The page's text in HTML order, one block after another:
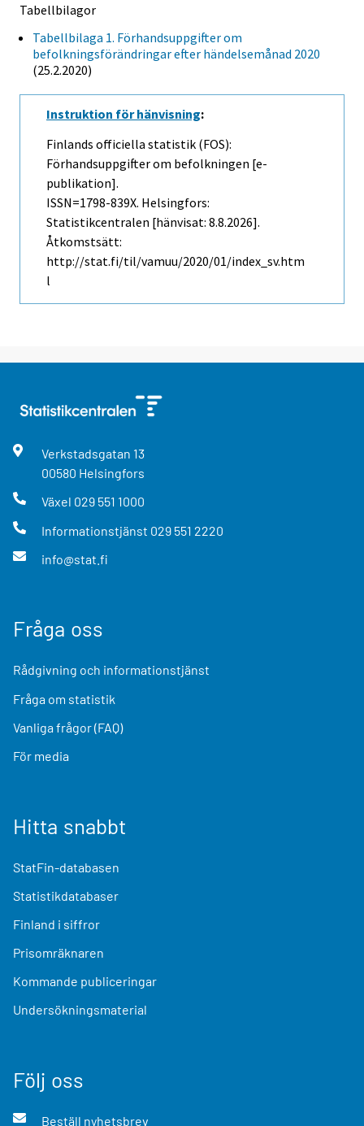
Tabellbilagor
Tabellbilaga 1. Förhandsuppgifter om
befolkningsförändringar efter händelsemånad 2020
(25.2.2020)
Instruktion för hänvisning:
Finlands officiella statistik (FOS):
Förhandsuppgifter om befolkningen [e-
publikation].
ISSN=1798-839X. Helsingfors:
Statistikcentralen [hänvisat: 8.8.2026].
Åtkomstsätt:
http://stat.fi/til/vamuu/2020/01/index_sv.htm
l
Verkstadsgatan 13
00580 Helsingfors
Växel 029 551 1000
Informationstjänst 029 551 2220
info@stat.fi
Fråga oss
Rådgivning och informationstjänst
Fråga om statistik
Vanliga frågor (FAQ)
För media
Hitta snabbt
StatFin-databasen
Statistikdatabaser
Finland i siffror
Prisomräknaren
Kommande publiceringar
Undersökningsmaterial
Följ oss
Beställ nyhetsbrev